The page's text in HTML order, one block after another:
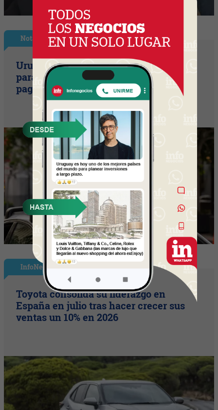
Nota Principal
Uruguay empieza a discutir las reglas
para una movilidad autónoma (¿Quién
paga si el auto sin conductor choca?)
InfoNegocios España
Toyota consolida su liderazgo en
España en julio tras hacer crecer sus
ventas un 10% en 2026